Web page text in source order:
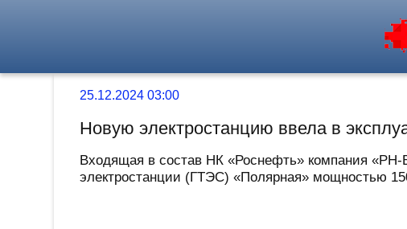
25.12.2024 03:00
Новую электростанцию ввела в
Входящая в состав НК «Роснефть» компания «РН-
электростанции (ГТЭС) «Полярная» мощностью